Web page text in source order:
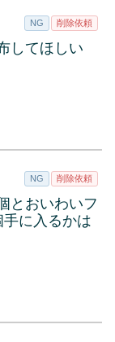
NG 削除依頼
してほしい
NG 削除依頼
とおいわいフ
に入るかは